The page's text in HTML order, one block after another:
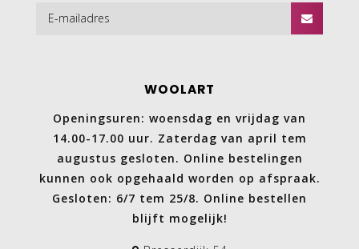
WOOLART
Openingsuren: woensdag en vrijdag van
14.00-17.00 uur. Zaterdag van april tem
augustus gesloten. Online bestelingen
kunnen ook opgehaald worden op afspraak.
Gesloten: 6/7 tem 25/8. Online bestellen
blijft mogelijk!